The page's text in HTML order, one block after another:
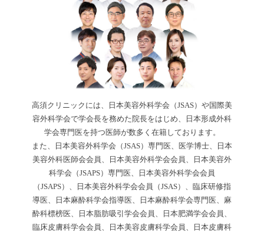
高須クリニックには、日本美容外科学会（JSAS）や国際美
容外科学会で学会長を務めた院長をはじめ、日本形成外科
学会専門医を持つ医師が数多く在籍しております。
また、日本美容外科学会（JSAS）専門医、医学博士、日本
美容外科医師会会員、日本美容外科学会会員、日本美容外
科学会（JSAPS）専門医、日本美容外科学会会員
（JSAPS）、日本美容外科学会会員（JSAS）、臨床研修指
導医、日本麻酔科学会指導医、日本麻酔科学会専門医、麻
酔科標榜医、日本脂肪吸引学会会員、日本肥満学会会員、
臨床皮膚科学会会員、日本美容皮膚科学会員、日本皮膚科